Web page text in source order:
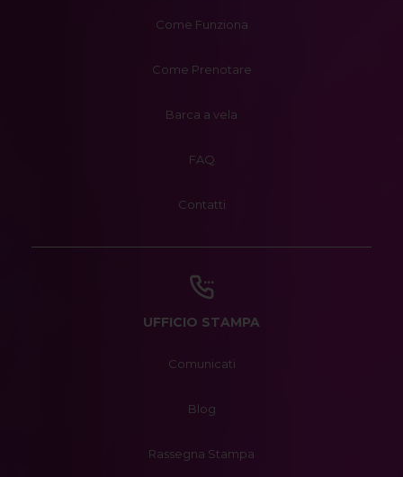
Come Funziona
Come Prenotare
Barca a vela
FAQ
Contatti
UFFICIO STAMPA
Comunicati
Blog
Rassegna Stampa